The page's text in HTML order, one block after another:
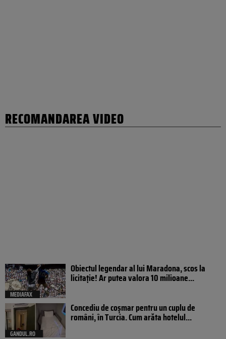
RECOMANDAREA VIDEO
MEDIAFAX
Obiectul legendar al lui Maradona, scos la
licitație! Ar putea valora 10 milioane...
GANDUL.RO
Concediu de coșmar pentru un cuplu de
români, în Turcia. Cum arăta hotelul...